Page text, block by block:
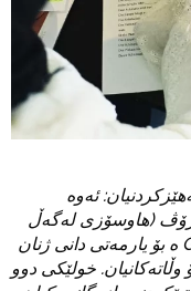
ئەوە
(هاوسۆزی لەگەڵ
ژنان لە تەنگانەدا). سۆلوۆدی هاوبەشی GIZ ە بۆ یارمەتی دانی ژنان
وڵاتەکانیان. خولێکی دوو